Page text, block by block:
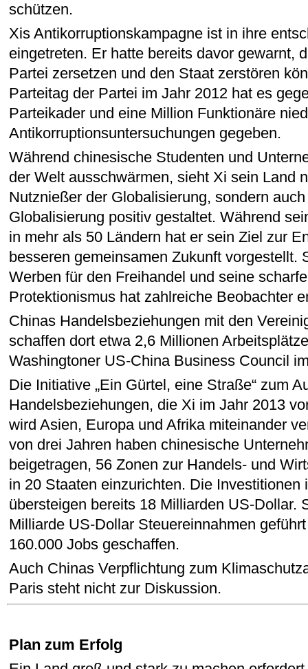
schützen.
Xis Antikorruptionskampagne ist in ihre
eingetreten. Er hatte bereits davor gewarnt,
Partei zersetzen und den Staat zerstören
Parteitag der Partei im Jahr 2012 hat es
Parteikader und eine Million Funktionäre
Antikorruptionsuntersuchungen gegeben.
Während chinesische Studenten und
der Welt ausschwärmen, sieht Xi sein Land
Nutznießer der Globalisierung, sondern
Globalisierung positiv gestaltet. Während
in mehr als 50 Ländern hat er sein Ziel zur
besseren gemeinsamen Zukunft vorgestellt.
Werben für den Freihandel und seine
Protektionismus hat zahlreiche Beobachter
Chinas Handelsbeziehungen mit den
schaffen dort etwa 2,6 Millionen
Washingtoner US-China Business Council
Die Initiative „Ein Gürtel, eine Straße“ zum
Handelsbeziehungen, die Xi im Jahr 2013
wird Asien, Europa und Afrika miteinander
von drei Jahren haben chinesische
beigetragen, 56 Zonen zur Handels- und
in 20 Staaten einzurichten. Die Investitionen
übersteigen bereits 18 Milliarden US-Dollar.
Milliarde US-Dollar Steuereinnahmen
160.000 Jobs geschaffen.
Auch Chinas Verpflichtung zum
Paris steht nicht zur Diskussion.
Plan zum Erfolg